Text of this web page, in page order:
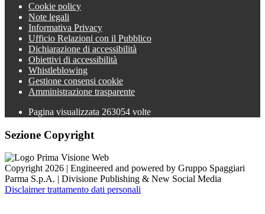
Cookie policy
Note legali
Informativa Privacy
Ufficio Relazioni con il Pubblico
Dichiarazione di accessibilità
Obiettivi di accessibilità
Whistleblowing
Gestione consensi cookie
Amministrazione trasparente
Pagina visualizzata 263054 volte
Sezione Copyright
Copyright 2026 | Engineered and powered by Gruppo Spaggiari
Parma S.p.A. | Divisione Publishing & New Social Media
Disclaimer trattamento dati personali